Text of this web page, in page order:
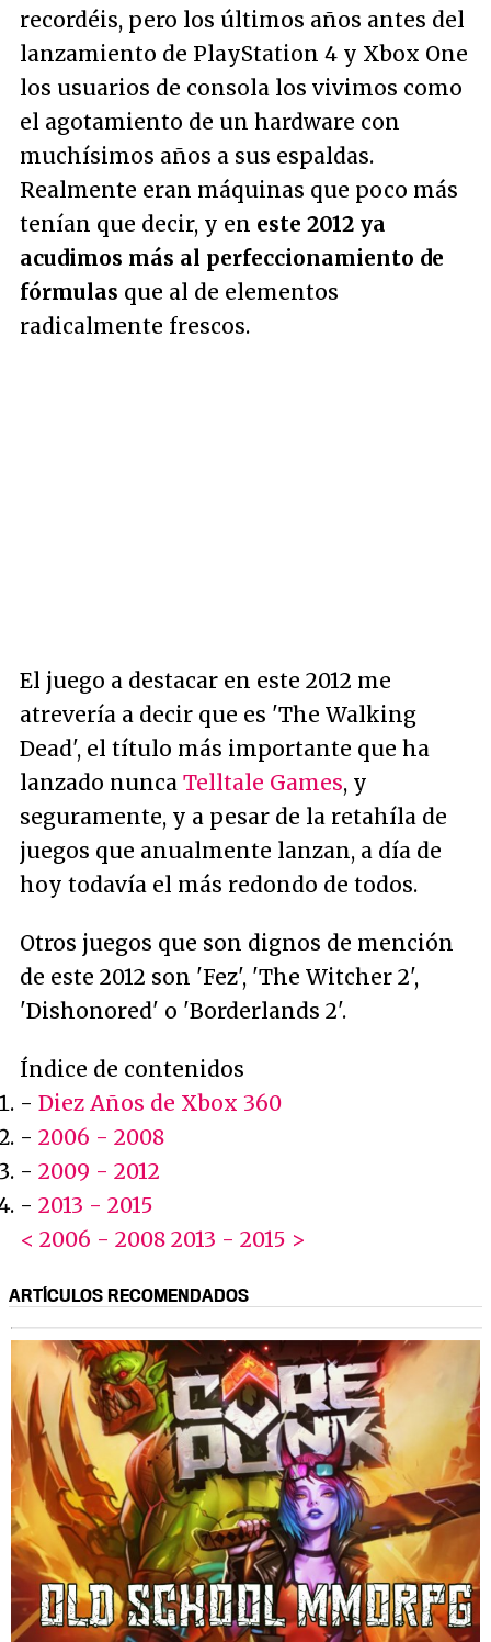
recordéis, pero los últimos años antes del
lanzamiento de PlayStation 4 y Xbox One
los usuarios de consola los vivimos como
el agotamiento de un hardware con
muchísimos años a sus espaldas.
Realmente eran máquinas que poco más
tenían que decir, y en este 2012 ya
acudimos más al perfeccionamiento de
fórmulas que al de elementos
radicalmente frescos.
El juego a destacar en este 2012 me
atrevería a decir que es 'The Walking
Dead', el título más importante que ha
lanzado nunca Telltale Games, y
seguramente, y a pesar de la retahíla de
juegos que anualmente lanzan, a día de
hoy todavía el más redondo de todos.
Otros juegos que son dignos de mención
de este 2012 son 'Fez', 'The Witcher 2',
'Dishonored' o 'Borderlands 2'.
Índice de contenidos
- Diez Años de Xbox 360
- 2006 - 2008
- 2009 - 2012
- 2013 - 2015
< 2006 - 2008 2013 - 2015 >
ARTÍCULOS RECOMENDADOS